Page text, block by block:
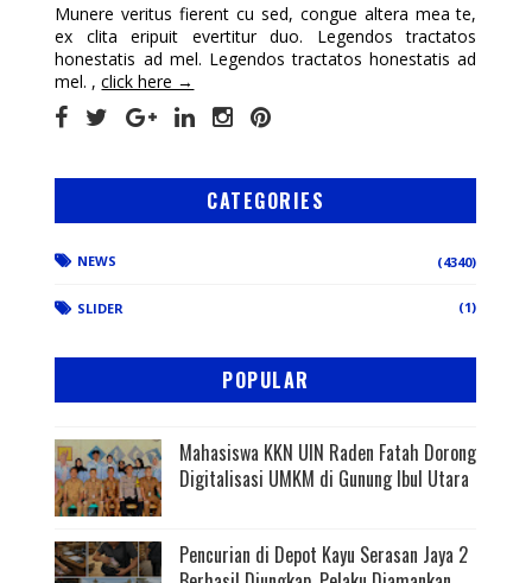
Munere veritus fierent cu sed, congue altera mea te,
ex clita eripuit evertitur duo. Legendos tractatos
honestatis ad mel. Legendos tractatos honestatis ad
mel. ,click here →
CATEGORIES
NEWS (4340)
SLIDER (1)
POPULAR
Mahasiswa KKN UIN Raden Fatah Dorong
Digitalisasi UMKM di Gunung Ibul Utara
Pencurian di Depot Kayu Serasan Jaya 2